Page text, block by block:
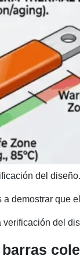
del
demostrar que
del